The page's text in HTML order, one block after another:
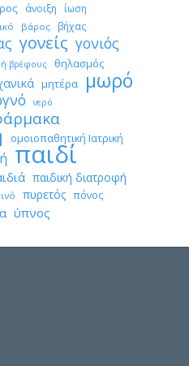
άνοιξη ίωση
βάρος βήχας
γονείς γονιός
βρέφους θηλασμός
μητέρα μωρό
νερό
ομοιοπαθητική Ιατρική
παιδί
παιδική διατροφή
πυρετός πόνος
ύπνος